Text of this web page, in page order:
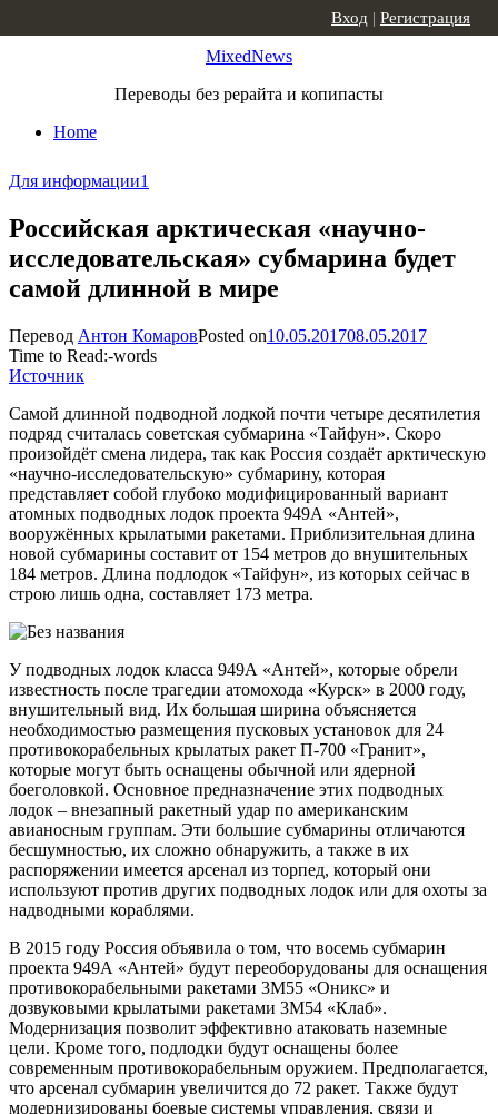
MixedNews
Переводы без рерайта и копипасты
Home
Вход | Регистрация
Для информации1
Российская арктическая «научно-
исследовательская» субмарина будет
самой длинной в мире
Перевод Антон КомаровPosted on10.05.201708.05.2017
Time to Read:-words
Источник
Самой длинной подводной лодкой почти четыре десятилетия
подряд считалась советская субмарина «Тайфун». Скоро
произойдёт смена лидера, так как Россия создаёт арктическую
«научно-исследовательскую» субмарину, которая
представляет собой глубоко модифицированный вариант
атомных подводных лодок проекта 949А «Антей»,
вооружённых крылатыми ракетами. Приблизительная длина
новой субмарины составит от 154 метров до внушительных
184 метров. Длина подлодок «Тайфун», из которых сейчас в
строю лишь одна, составляет 173 метра.
У подводных лодок класса 949А «Антей», которые обрели
известность после трагедии атомохода «Курск» в 2000 году,
внушительный вид. Их большая ширина объясняется
необходимостью размещения пусковых установок для 24
противокорабельных крылатых ракет П-700 «Гранит»,
которые могут быть оснащены обычной или ядерной
боеголовкой. Основное предназначение этих подводных
лодок – внезапный ракетный удар по американским
авианосным группам. Эти большие субмарины отличаются
бесшумностью, их сложно обнаружить, а также в их
распоряжении имеется арсенал из торпед, который они
используют против других подводных лодок или для охоты за
надводными кораблями.
В 2015 году Россия объявила о том, что восемь субмарин
проекта 949А «Антей» будут переоборудованы для оснащения
противокорабельными ракетами 3М55 «Оникс» и
дозвуковыми крылатыми ракетами 3М54 «Клаб».
Модернизация позволит эффективно атаковать наземные
цели. Кроме того, подлодки будут оснащены более
современным противокорабельным оружием. Предполагается,
что арсенал субмарин увеличится до 72 ракет. Также будут
модернизированы боевые системы управления, связи и